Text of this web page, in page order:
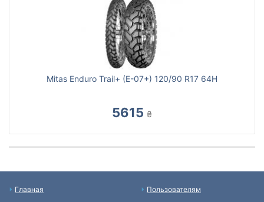
Mitas Enduro Trail+ (E-07+) 120/90 R17 64H
5615 ₴
Главная
Пользователям